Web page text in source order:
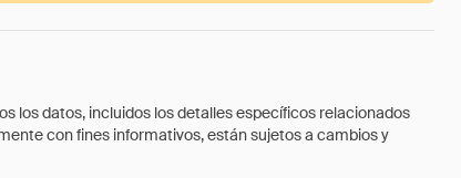
los datos, incluidos los detalles específicos relacionados
con fines informativos, están sujetos a cambios y